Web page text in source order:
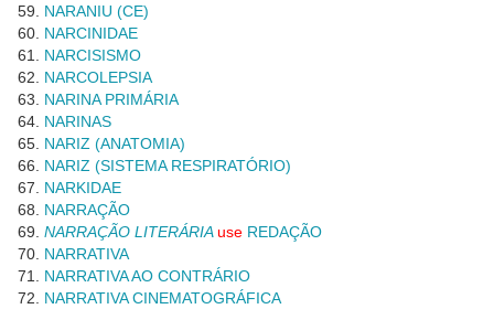
NARANIU (CE)
NARCINIDAE
NARCISISMO
NARCOLEPSIA
NARINA PRIMÁRIA
NARINAS
NARIZ (ANATOMIA)
NARIZ (SISTEMA RESPIRATÓRIO)
NARKIDAE
NARRAÇÃO
NARRAÇÃO LITERÁRIAuse REDAÇÃO
NARRATIVA
NARRATIVA AO CONTRÁRIO
NARRATIVA CINEMATOGRÁFICA